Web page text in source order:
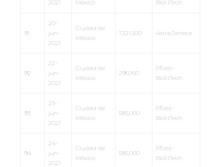
2021
México
BioNTech
91
20-
jun-
2021
Ciudad de
México
1’221,300 AstraZeneca
92
22-
jun-
2021
Ciudad de
México
290,160
Pfizer-
BioNTech
93
23-
jun-
2021
Ciudad de
México
585,000
Pfizer-
BioNTech
94
24-
jun-
2021
Ciudad de
México
585,000
Pfizer-
BioNTech